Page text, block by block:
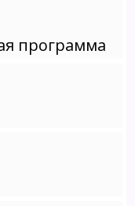
программа